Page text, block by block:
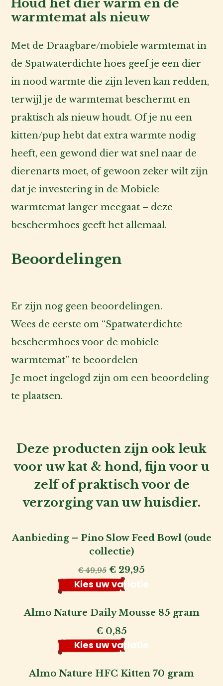
Houd het dier warm en de
warmtemat als nieuw
Met de Draagbare/mobiele warmtemat in
de Spatwaterdichte hoes geef je een dier
in nood warmte die zijn leven kan redden,
terwijl je de warmtemat beschermt en
praktisch als nieuw houdt. Of je nu een
kitten/pup hebt dat extra warmte nodig
heeft, een gewond dier wat snel naar de
dierenarts moet, of gewoon zeker wilt zijn
dat je investering in de Mobiele
warmtemat langer meegaat – deze
beschermhoes geeft het allemaal.
Beoordelingen
Er zijn nog geen beoordelingen.
Wees de eerste om “Spatwaterdichte
beschermhoes voor de mobiele
warmtemat” te beoordelen
Je moetingelogd zijn om een beoordeling
te plaatsen.
Deze producten zijn ook leuk
voor uw kat & hond, fijn voor u
zelf of praktisch voor de
verzorging van uw huisdier.
Aanbieding – Pino Slow Feed Bowl (oude
collectie)
€49,95 Oorspronkelijke
prijs
was:
€ 49,95.
€ 29,95
prijs
€ 29,95.
Kies uw variatie
Almo Nature Daily Mousse 85 gram
€ 0,85
Kies uw variatie
Almo Nature HFC Kitten 70 gram